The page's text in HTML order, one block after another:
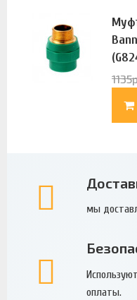
1135
мы
оплаты.